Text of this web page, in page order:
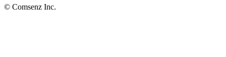
© Comsenz Inc.